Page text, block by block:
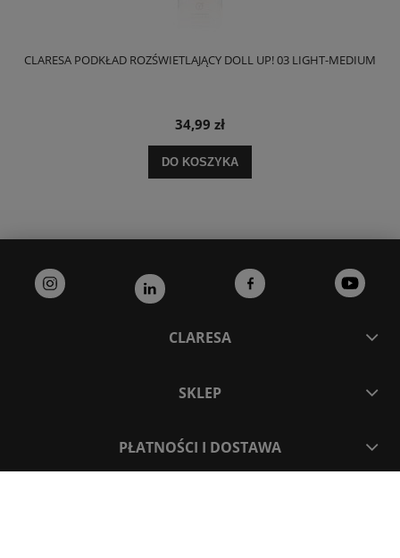
CLARESA PODKŁAD ROZŚWIETLAJĄCY DOLL UP! 03 LIGHT-MEDIUM
34,99 zł
DO KOSZYKA
CLARESA
SKLEP
PŁATNOŚCI I DOSTAWA